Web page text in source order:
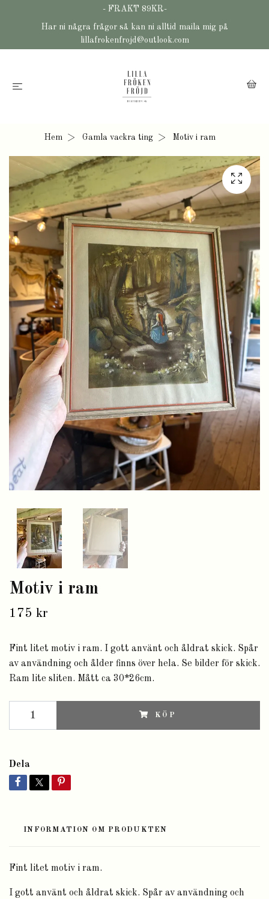
- FRAKT 89KR-
Har ni några frågor så kan ni alltid maila mig på
lillafrokenfrojd@outlook.com
Hem Gamla vackra ting Motiv i ram
Motiv i ram
175 kr
Fint litet motiv i ram. I gott använt och åldrat skick. Spår
av användning och ålder finns över hela. Se bilder för skick.
Ram lite sliten. Mått ca 30*26cm.
KÖP
Dela
INFORMATION OM PRODUKTEN
Fint litet motiv i ram.
I gott använt och åldrat skick. Spår av användning och